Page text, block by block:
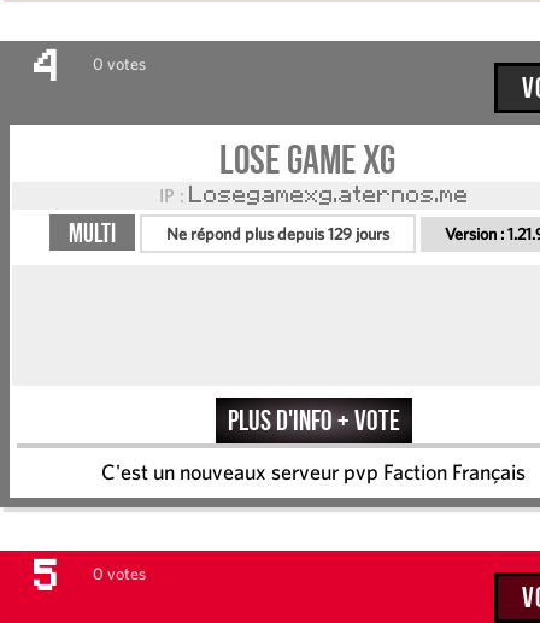
4 0 votes
Lose game xg
IP : Losegamexg.aternos.me
Multi Ne répond plus depuis 129 jours Version :
Plus d'info + vote
C'est un nouveaux serveur pvp Faction Français
5 0 votes